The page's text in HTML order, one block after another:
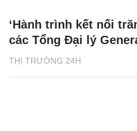
THỊ TRƯỜNG 24H
‘Hành trình kết nối
các Tổng Đại lý